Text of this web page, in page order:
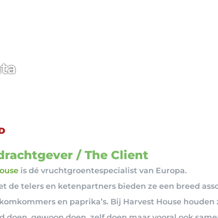
/ The Client
is dé vruchtgroentespecialist van Europa.
de telers en ketenpartners bieden ze een breed
en paprika’s. Bij Harvest House houden